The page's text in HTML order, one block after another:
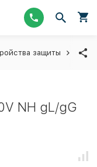
защиты
NH gL/gG